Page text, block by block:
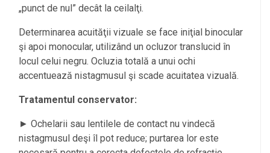
„punct de nul” decât la ceilalţi.
Determinarea acuităţii vizuale se face iniţial binocular
şi apoi monocular, utilizând un ocluzor translucid în
locul celui negru. Ocluzia totală a unui ochi
accentuează nistagmusul şi scade acuitatea vizuală.
Tratamentul conservator:
► Ochelarii sau lentilele de contact nu vindecă
nistagmusul deşi îl pot reduce; purtarea lor este